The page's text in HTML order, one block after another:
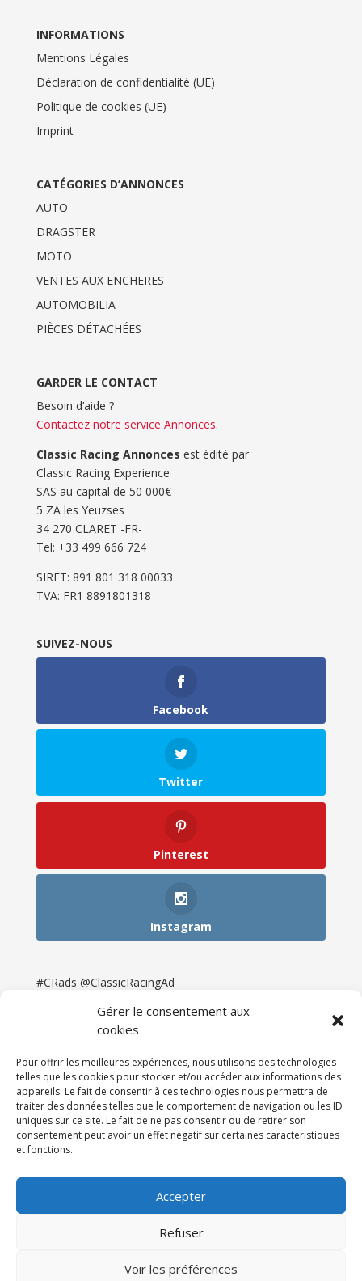
Gérer le consentement aux
cookies
Pour offrir les meilleures expériences, nous utilisons des technologies
telles que les cookies pour stocker et/ou accéder aux informations des
appareils. Le fait de consentir à ces technologies nous permettra de
traiter des données telles que le comportement de navigation ou les ID
uniques sur ce site. Le fait de ne pas consentir ou de retirer son
consentement peut avoir un effet négatif sur certaines caractéristiques
et fonctions.
Accepter
Refuser
Voir les préférences
INFORMATIONS
Mentions Légales
Déclaration de confidentialité (UE)
Politique de cookies (UE)
Imprint
CATÉGORIES D’ANNONCES
AUTO
DRAGSTER
MOTO
VENTES AUX ENCHERES
AUTOMOBILIA
PIÈCES DÉTACHÉES
GARDER LE CONTACT
Besoin d’aide ?
Contactez notre service Annonces.
Classic Racing Annonces est édité par
Classic Racing Experience
SAS au capital de 50 000€
5 ZA les Yeuzses
34 270 CLARET -FR-
Tel: ‭+33 499 666 724‬
SIRET: 891 801 318 00033
TVA: FR1 8891801318
SUIVEZ-NOUS
Facebook
Twitter
Pinterest
Instagram
#CRads @ClassicRacingAd
Newsletter & Presse
Partenaires
Tarifs
Espace Client
121DigitalGroup |